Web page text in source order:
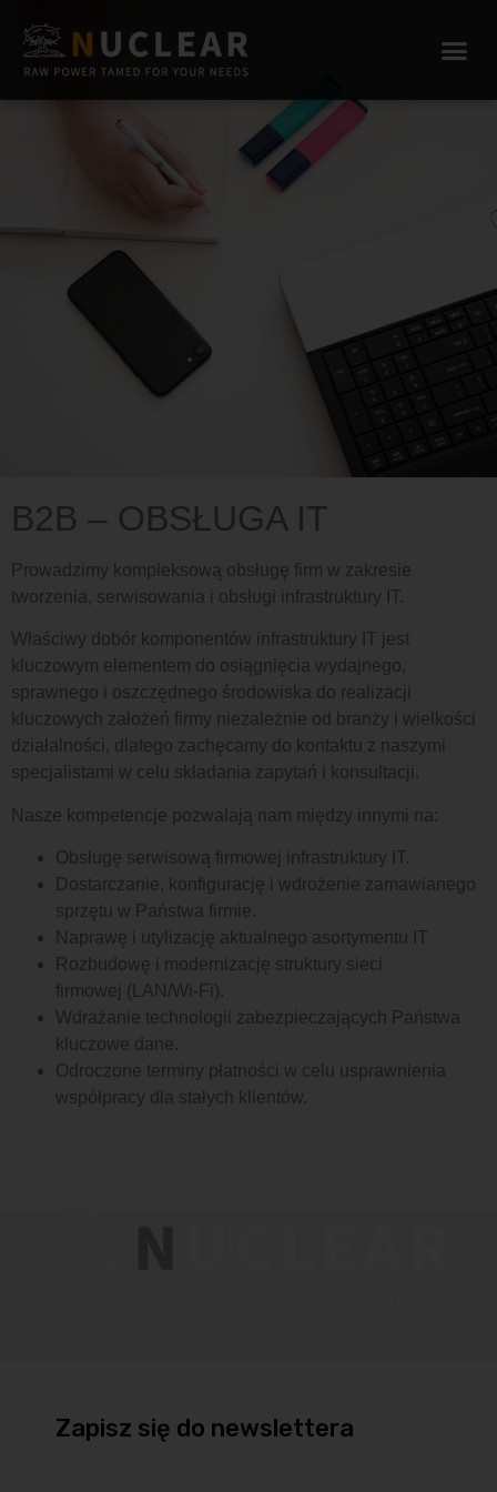
B2B – OBSŁUGA IT
Prowadzimy kompleksową obsługę firm w zakresie
tworzenia, serwisowania i obsługi infrastruktury IT.
Właściwy dobór komponentów infrastruktury IT jest
kluczowym elementem do osiągnięcia wydajnego,
sprawnego i oszczędnego środowiska do realizacji
kluczowych założeń firmy niezależnie od branży i wielkości
działalności, dlatego zachęcamy do kontaktu z naszymi
specjalistami w celu składania zapytań i konsultacji.
Nasze kompetencje pozwalają nam między innymi na:
Obsługę serwisową firmowej infrastruktury IT.
Dostarczanie, konfigurację i wdrożenie zamawianego
sprzętu w Państwa firmie.
Naprawę i utylizację aktualnego asortymentu IT
Rozbudowę i modernizację struktury sieci
firmowej (LAN/Wi-Fi).
Wdrażanie technologii zabezpieczających Państwa
kluczowe dane.
Odroczone terminy płatności w celu usprawnienia
współpracy dla stałych klientów.
Zapisz się do newslettera